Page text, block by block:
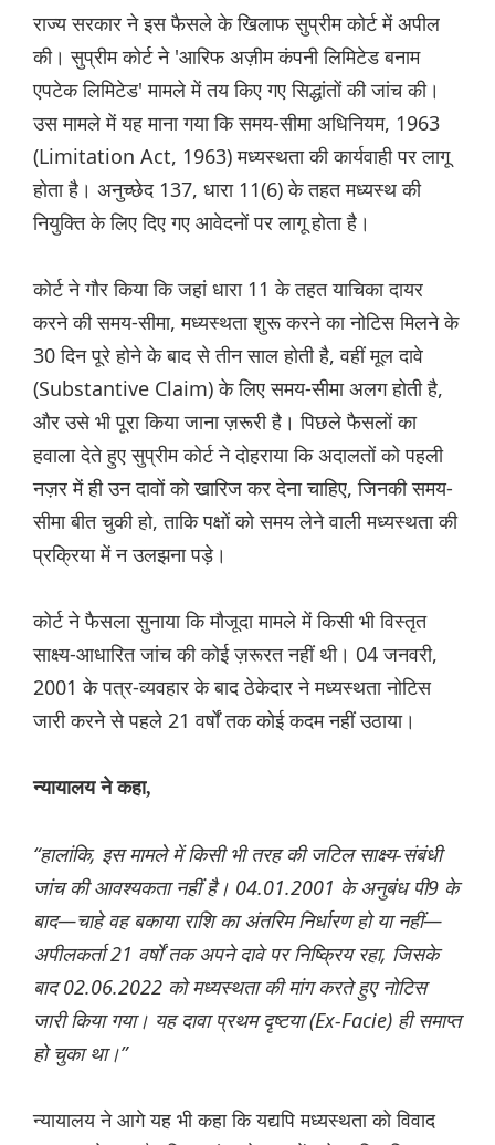
राज्य सरकार ने इस फैसले के खिलाफ सुप्रीम कोर्ट में अपील
की। ​​सुप्रीम कोर्ट ने 'आरिफ अज़ीम कंपनी लिमिटेड बनाम
एपटेक लिमिटेड' मामले में तय किए गए सिद्धांतों की जांच की।
उस मामले में यह माना गया कि समय-सीमा अधिनियम, 1963
(Limitation Act, 1963) मध्यस्थता की कार्यवाही पर लागू
होता है। अनुच्छेद 137, धारा 11(6) के तहत मध्यस्थ की
नियुक्ति के लिए दिए गए आवेदनों पर लागू होता है।
कोर्ट ने गौर किया कि जहां धारा 11 के तहत याचिका दायर
करने की समय-सीमा, मध्यस्थता शुरू करने का नोटिस मिलने के
30 दिन पूरे होने के बाद से तीन साल होती है, वहीं मूल दावे
(Substantive Claim) के लिए समय-सीमा अलग होती है,
और उसे भी पूरा किया जाना ज़रूरी है। पिछले फैसलों का
हवाला देते हुए सुप्रीम कोर्ट ने दोहराया कि अदालतों को पहली
नज़र में ही उन दावों को खारिज कर देना चाहिए, जिनकी समय-
सीमा बीत चुकी हो, ताकि पक्षों को समय लेने वाली मध्यस्थता की
प्रक्रिया में न उलझना पड़े।
कोर्ट ने फैसला सुनाया कि मौजूदा मामले में किसी भी विस्तृत
साक्ष्य-आधारित जांच की कोई ज़रूरत नहीं थी। 04 जनवरी,
2001 के पत्र-व्यवहार के बाद ठेकेदार ने मध्यस्थता नोटिस
जारी करने से पहले 21 वर्षों तक कोई कदम नहीं उठाया।
न्यायालय ने कहा,
“हालांकि, इस मामले में किसी भी तरह की जटिल साक्ष्य-संबंधी
जांच की आवश्यकता नहीं है। 04.01.2001 के अनुबंध पी9 के
बाद—चाहे वह बकाया राशि का अंतरिम निर्धारण हो या नहीं—
अपीलकर्ता 21 वर्षों तक अपने दावे पर निष्क्रिय रहा, जिसके
बाद 02.06.2022 को मध्यस्थता की मांग करते हुए नोटिस
जारी किया गया। यह दावा प्रथम दृष्टया (Ex-Facie) ही समाप्त
हो चुका था।”
न्यायालय ने आगे यह भी कहा कि यद्यपि मध्यस्थता को विवाद